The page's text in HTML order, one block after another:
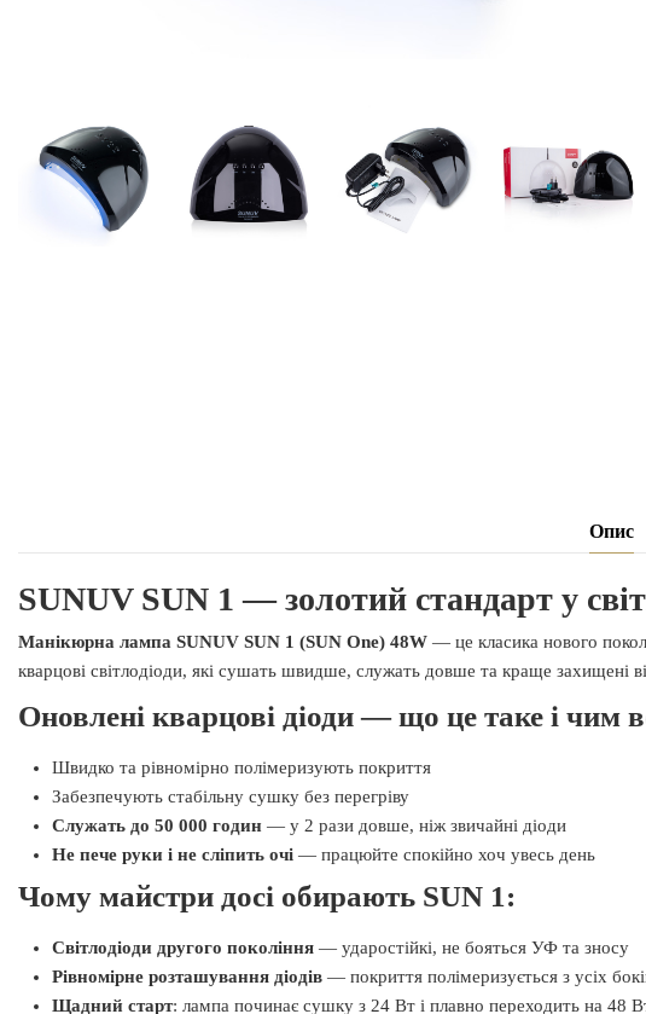
Опис
SUNUV SUN 1 — золотий стандарт у
Манікюрна лампа SUNUV SUN 1 (SUN One) 48W — це класика нового
кварцові світлодіоди, які сушать швидше, служать довше та краще захищені
Оновлені кварцові діоди — що це таке і чим
Швидко та рівномірно полімеризують покриття
Забезпечують стабільну сушку без перегріву
Служать до 50 000 годин — у 2 рази довше, ніж звичайні діоди
Не пече руки і не сліпить очі — працюйте спокійно хоч увесь день
Чому майстри досі обирають SUN 1:
Світлодіоди другого покоління — ударостійкі, не бояться УФ та зносу
Рівномірне розташування діодів — покриття полімеризується з усіх
Щадний старт: лампа починає сушку з 24 Вт і плавно переходить на 48